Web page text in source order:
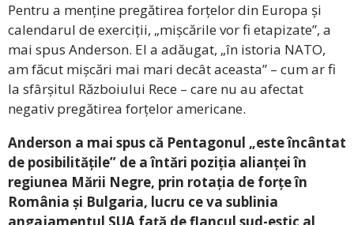
Pentru a menține pregătirea forțelor din Europa și
calendarul de exerciții, „mișcările vor fi etapizate”, a
mai spus Anderson. El a adăugat, „în istoria NATO,
am făcut mișcări mai mari decât aceasta” – cum ar fi
la sfârșitul Războiului Rece – care nu au afectat
negativ pregătirea forțelor americane.
Anderson a mai spus că Pentagonul „este încântat
de posibilitățile” de a întări poziția alianței în
regiunea Mării Negre, prin rotația de forțe în
România și Bulgaria, lucru ce va sublinia